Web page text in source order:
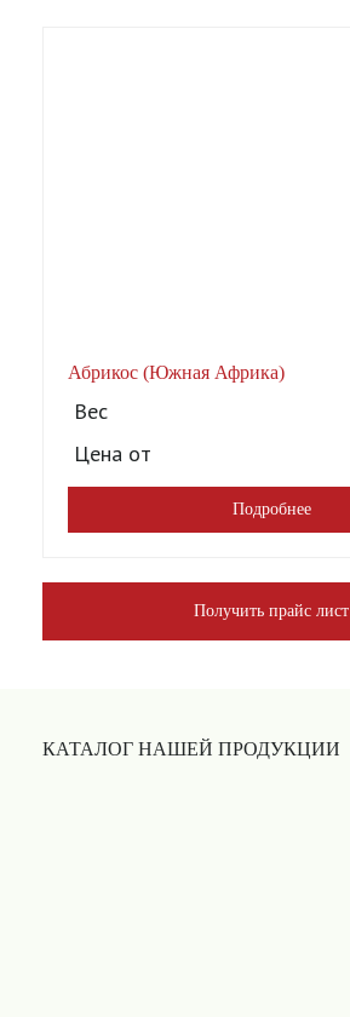
Абрикос (Южная Африка)
Вес
Цена от
Подробнее
Получить прайс лист
КАТАЛОГ НАШЕЙ ПРОДУКЦИИ